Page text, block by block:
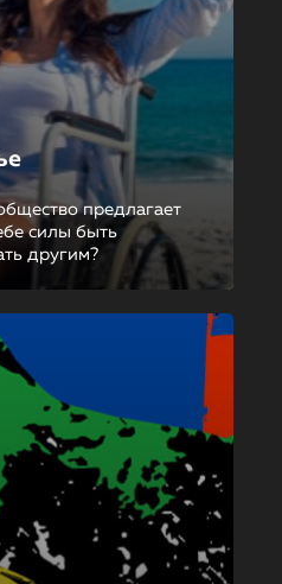
предлагает
силы быть
другим?